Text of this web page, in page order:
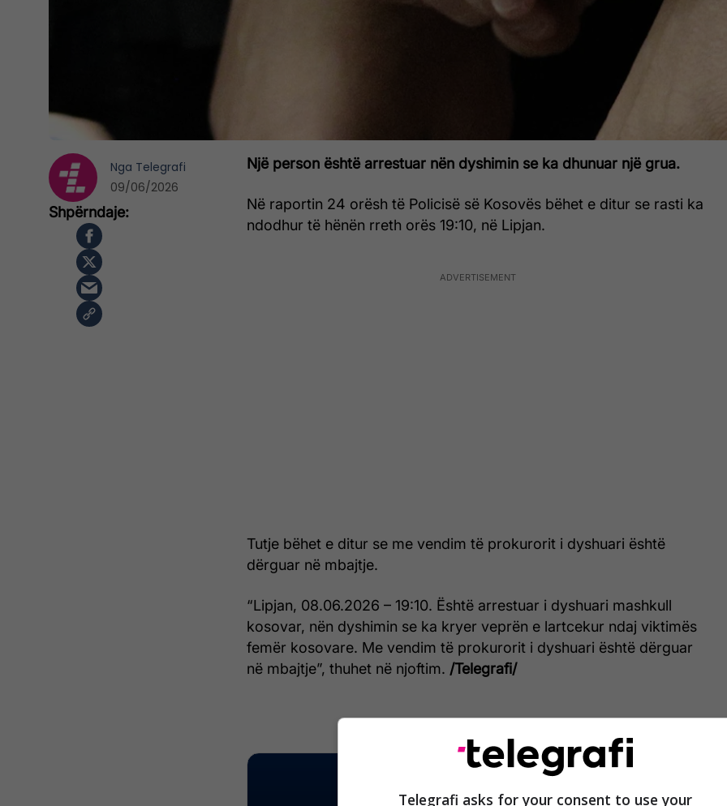
Një person është arrestuar nën dyshimin se ka dhunuar një grua.
Në raportin 24 orësh të Policisë së Kosovës bëhet e ditur se rasti ka
ndodhur të hënën rreth orës 19:10, në Lipjan.
Tutje bëhet e ditur se me vendim të prokurorit i dyshuari është
dërguar në mbajtje.
“Lipjan, 08.06.2026 – 19:10. Është arrestuar i dyshuari mashkull
kosovar, nën dyshimin se ka kryer veprën e lartcekur ndaj viktimës
femër kosovare. Me vendim të prokurorit i dyshuari është dërguar
në mbajtje”, thuhet në njoftim. /Telegrafi/
Nga Telegrafi
09/06/2026
Telegrafi asks for your consent to use your